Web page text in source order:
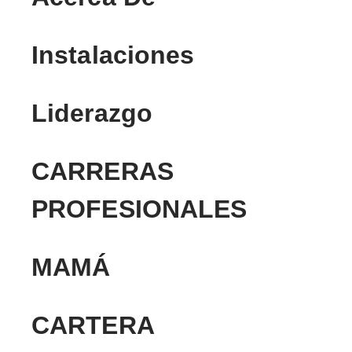
Instalaciones
Liderazgo
CARRERAS
PROFESIONALES
MAMÁ
CARTERA